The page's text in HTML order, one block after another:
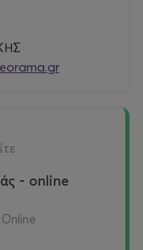
- online